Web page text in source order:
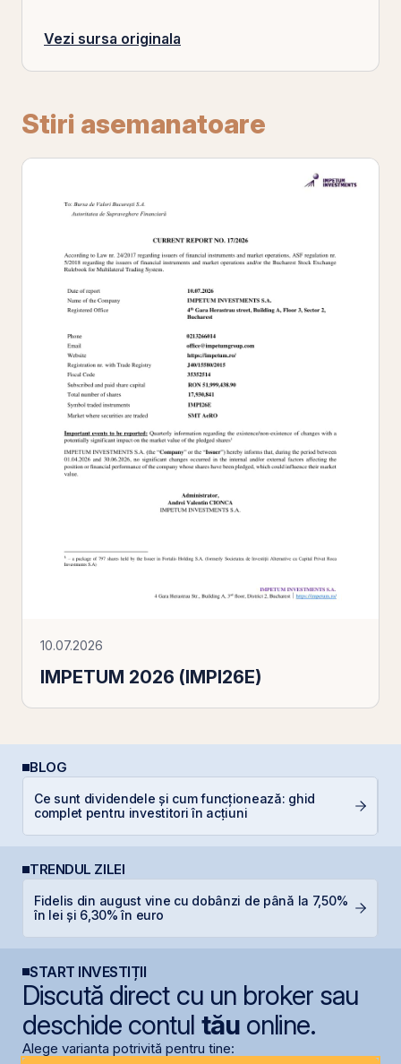
Vezi sursa originala
Stiri asemanatoare
10.07.2026
IMPETUM 2026 (IMPI26E)
BLOG
Ce sunt dividendele și cum funcționează: ghid
complet pentru investitori în acțiuni
TRENDUL ZILEI
Fidelis din august vine cu dobânzi de până la 7,50%
în lei și 6,30% în euro
START INVESTIȚII
Discută direct cu un broker sau
deschide contul tăuonline.
Alege varianta potrivită pentru tine: